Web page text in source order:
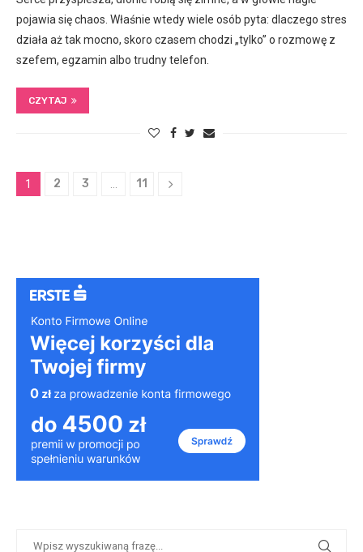
pojawia się chaos. Właśnie wtedy wiele osób pyta: dlaczego stres
działa aż tak mocno, skoro czasem chodzi „tylko” o rozmowę z
szefem, egzamin albo trudny telefon.
CZYTAJ
1 2 3 11